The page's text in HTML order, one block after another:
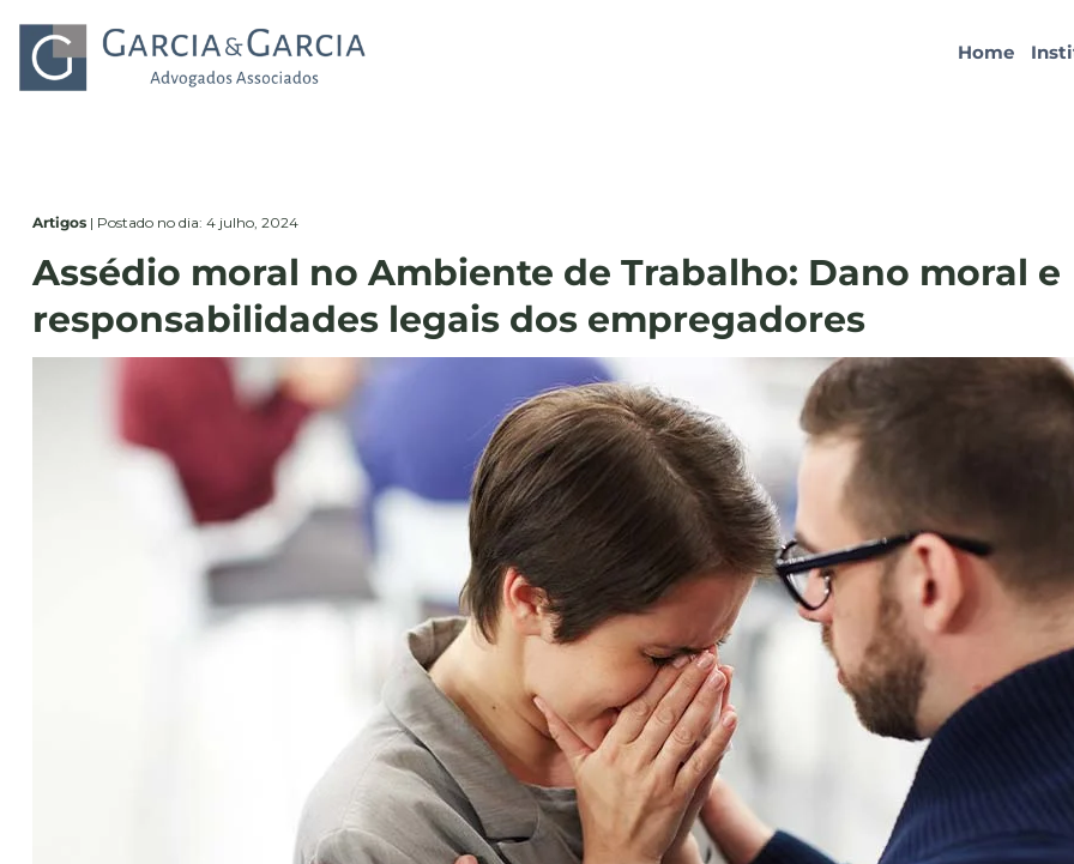
Home
Artigos | Postado no dia: 4 julho, 2024
Assédio moral no Ambiente de Trabalho: Dano moral e
responsabilidades legais dos empregadores